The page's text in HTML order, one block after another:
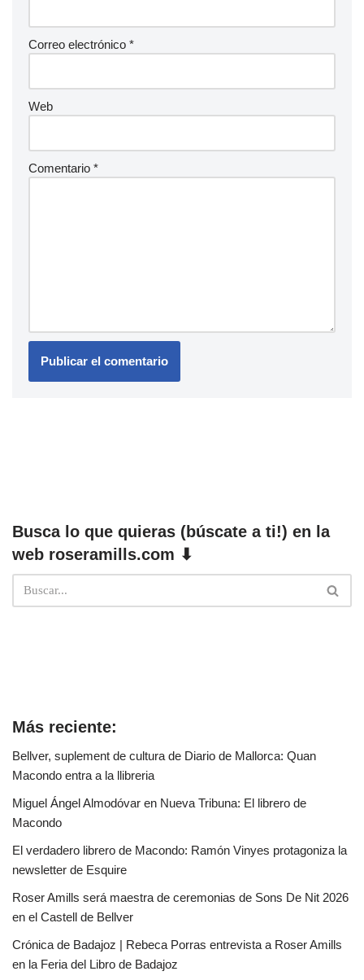
Correo electrónico *
Web
Comentario *
Busca lo que quieras (búscate a ti!) en la
web roseramills.com ⬇
Más reciente:
Bellver, suplement de cultura de Diario de Mallorca: Quan
Macondo entra a la llibreria
Miguel Ángel Almodóvar en Nueva Tribuna: El librero de
Macondo
El verdadero librero de Macondo: Ramón Vinyes protagoniza la
newsletter de Esquire
Roser Amills será maestra de ceremonias de Sons De Nit 2026
en el Castell de Bellver
Crónica de Badajoz | Rebeca Porras entrevista a Roser Amills
en la Feria del Libro de Badajoz